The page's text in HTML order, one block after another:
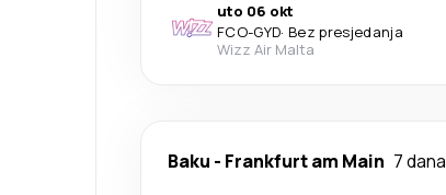
uto 06 okt
FCO-GYD· Bez presjedanja
Wizz Air Malta
Baku - Frankfurt am Main 7 dana